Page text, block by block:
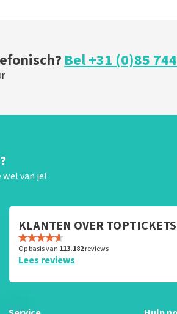
Bel +31 (0)85
van je!
KLANTEN OVER
Op basis van 113.182reviews
Lees reviews